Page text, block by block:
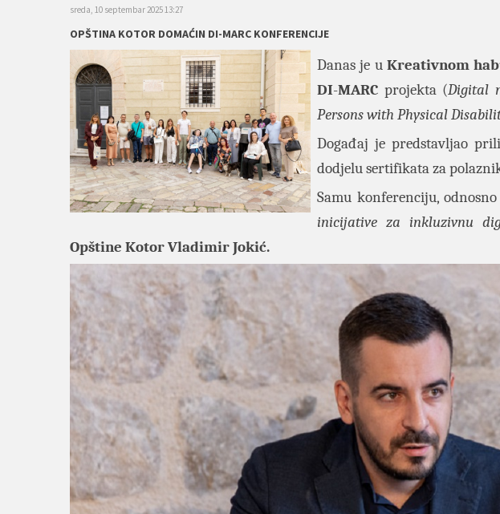
sreda, 10 septembar 2025 13:27
OPŠTINA KOTOR DOMAĆIN DI-MARC KONFERENCIJE
Danas je u Kreativnom
DI-MARC projekta (Digital
Persons with Physical
Događaj je predstavljao
dodjelu sertifikata za
Samu konferenciju,
inicijative za inkluzivnu
Opštine Kotor Vladimir Jokić.